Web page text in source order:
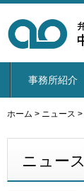
事務所紹介
ホーム > ニュース >
ニュース